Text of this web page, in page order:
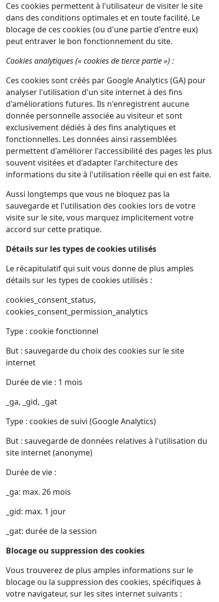
Ces cookies permettent à l'utilisateur de visiter le site
dans des conditions optimales et en toute facilité. Le
blocage de ces cookies (ou d'une partie d'entre eux)
peut entraver le bon fonctionnement du site.
Cookies analytiques (« cookies de tierce partie ») :
Ces cookies sont créés par Google Analytics (GA) pour
analyser l'utilisation d'un site internet à des fins
d'améliorations futures. Ils n'enregistrent aucune
donnée personnelle associée au visiteur et sont
exclusivement dédiés à des fins analytiques et
fonctionnelles. Les données ainsi rassemblées
permettent d'améliorer l'accessibilité des pages les plus
souvent visitées et d'adapter l'architecture des
informations du site à l'utilisation réelle qui en est faite.
Aussi longtemps que vous ne bloquez pas la
sauvegarde et l'utilisation des cookies lors de votre
visite sur le site, vous marquez implicitement votre
accord sur cette pratique.
Détails sur les types de cookies utilisés
Le récapitulatif qui suit vous donne de plus amples
détails sur les types de cookies utilisés :
cookies_consent_status,
cookies_consent_permission_analytics
Type : cookie fonctionnel
But : sauvegarde du choix des cookies sur le site
internet
Durée de vie : 1 mois
_ga, _gid, _gat
Type : cookies de suivi (Google Analytics)
But : sauvegarde de données relatives à l'utilisation du
site internet (anonyme)
Durée de vie :
_ga: max. 26 mois
_gid: max. 1 jour
_gat: durée de la session
Blocage ou suppression des cookies
Vous trouverez de plus amples informations sur le
blocage ou la suppression des cookies, spécifiques à
votre navigateur, sur les sites internet suivants :